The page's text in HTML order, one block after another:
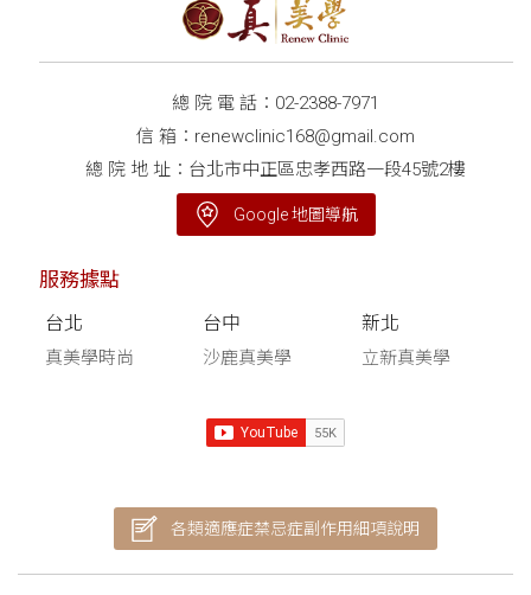
總 院 電 話： 02-2388-7971
信 箱： renewclinic168@gmail.com
總 院 地 址：台北市中正區忠孝西路一段45號2樓
Google 地圖導航
服務據點
台北
真美學時尚
台中
沙鹿真美學
新北
立新真美學
各類適應症禁忌症副作用細項說明